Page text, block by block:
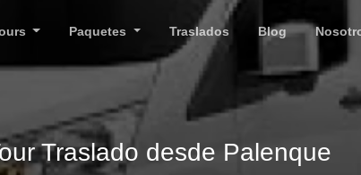
Paquetes Traslados Blog
Traslado desde Palenque